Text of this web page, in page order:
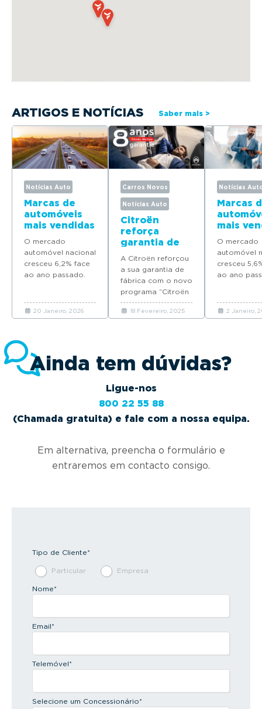
ARTIGOS E NOTÍCIAS Saber mais >
Notícias Auto
Marcas de
automóveis
mais vendidas
em Portugal
em 2025
O mercado
automóvel nacional
cresceu 6,2% face
ao ano passado.
automóveis novos
venderam em
20 Janeiro, 2026
Carros Novos
Notícias Auto
Citroën
reforça
garantia de
fábrica com
cobertura até
8 anos
A Citroën reforçou
a sua garantia de
fábrica com o novo
programa “Citroën
We Care” que
oferece até 8 anos
18 Fevereiro, 2025
Notícias
Marcas
mais
em
em 2024
O mercado
automóvel
cresceu
ao ano
automóveis
venderam
2 Janeiro,
Ainda tem dúvidas?
Ligue-nos
800 22 55 88
(Chamada gratuita) e fale com a nossa equipa.
Em alternativa, preencha o formulário e
entraremos em contacto consigo.
Tipo de Cliente*
Particular Empresa
Nome*
Email*
Telemóvel*
Selecione um Concessionário*